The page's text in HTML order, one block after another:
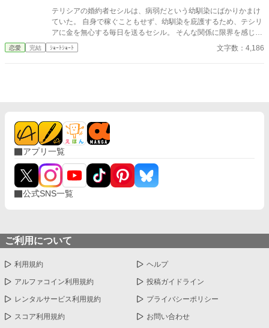
テリシアの婚約者セシルは、病弱だという幼馴染にばかりかまけ
ていた。 自身で稼ぐこともせず、幼馴染を庇護するため、テシリ
アに金を無心する毎日を送るセシル。 そんな関係に限界を感じ、
テリシアはセシルに婚約破棄を突き付けた。 テリシアに見捨てら
れたセシルは、てっきりその幼馴染と添い遂げると思われたが―
恋愛 完結 ｼｮｰﾄｼｮｰﾄ 文字数：4,186
アプリ一覧
公式SNS一覧
ご利用について
利用規約 ヘルプ
アルファコイン利用規約 投稿ガイドライン
レンタルサービス利用規約 プライバシーポリシー
スコア利用規約 お問い合わせ